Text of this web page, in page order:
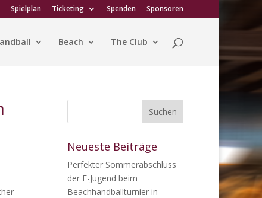
Spielplan Ticketing Spenden Sponsoren
Beach The Club
Neueste Beiträge
Perfekter Sommerabschluss
der E-Jugend beim
Beachhandballturnier in